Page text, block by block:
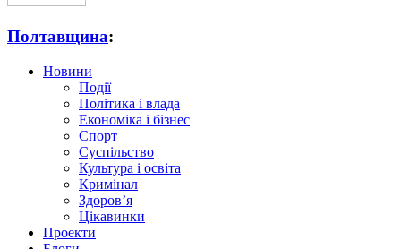
Полтавщина:
Новини
Події
Політика і влада
Економіка і бізнес
Спорт
Суспільство
Культура і освіта
Кримінал
Здоров’я
Цікавинки
Проекти